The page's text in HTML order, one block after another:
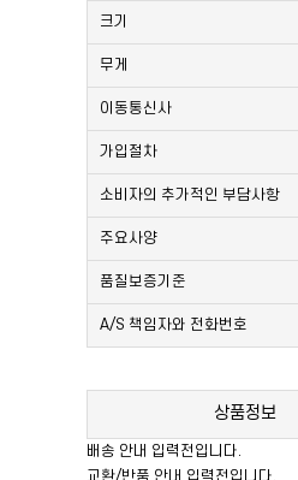
크기
무게
이동통신사
가입절차
소비자의 추가적인 부담사항
주요사양
품질보증기준
A/S 책임자와 전화번호
상품정보
배송 안내 입력전입니다.
교환/반품 안내 입력전입니다.